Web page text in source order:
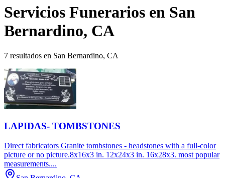
Servicios Funerarios en San
Bernardino, CA
7 resultados en San Bernardino, CA
LAPIDAS- TOMBSTONES
Direct fabricators Granite tombstones - headstones with a full-color
picture or no picture.8x16x3 in. 12x24x3 in. 16x28x3. most popular
measurements....